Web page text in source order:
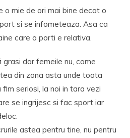
o mie de ori mai bine decat o
si se infometeaza. Asa ca
care o porti e relativa.
dar femeile nu, come
din zona asta unde toata
seriosi, la noi in tara vezi
se ingrijesc si fac sport iar
astea pentru tine, nu pentru